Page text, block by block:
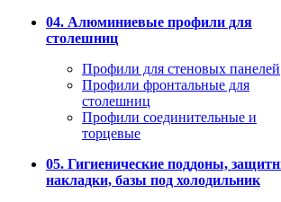
04. Алюминиевые профили для
столешниц
Профили для стеновых панелей
Профили фронтальные для
столешниц
Профили соединительные и
торцевые
05. Гигиенические поддоны,
накладки, базы под холодильник